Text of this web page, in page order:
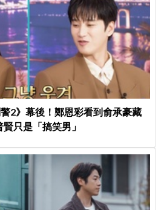
2》幕後！鄭恩彩看到俞承豪藏
只是「搞笑男」